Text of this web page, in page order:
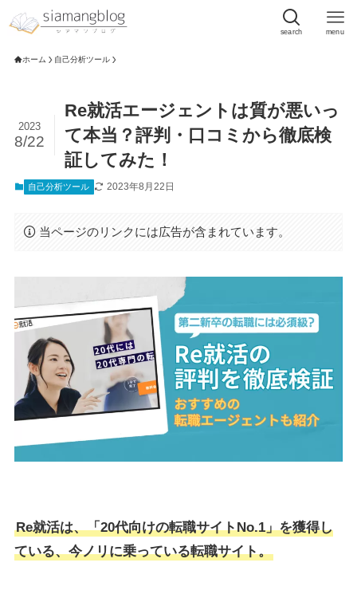
search menu
ホーム 自己分析ツール
Re就活エージェントは質が悪いっ
て本当？評判・口コミから徹底検
証してみた！
2023
8/22
自己分析ツール 2023年8月22日
当ページのリンクには広告が含まれています。
Re就活は、「20代向けの転職サイトNo.1」を獲得し
ている、今ノリに乗っている転職サイト。